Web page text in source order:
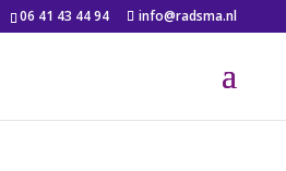
06 41 43 44 94 info@radsma.nl